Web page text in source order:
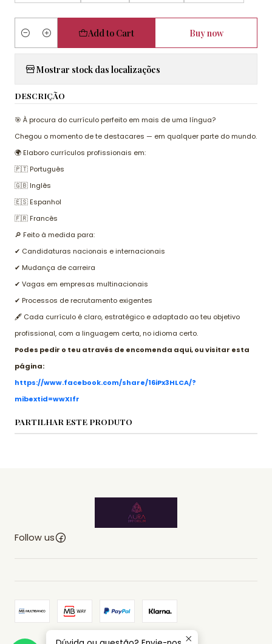
Quantity
Add to Cart Buy now
Mostrar stock das localizações
DESCRIÇÃO
🎯 À procura do currículo perfeito em mais de uma língua?
Chegou o momento de te destacares — em qualquer parte do mundo.
🌍 Elaboro currículos profissionais em:
🇵🇹 Português
🇬🇧 Inglês
🇪🇸 Espanhol
🇫🇷 Francês
🔎 Feito à medida para:
✔ Candidaturas nacionais e internacionais
✔ Mudança de carreira
✔ Vagas em empresas multinacionais
✔ Processos de recrutamento exigentes
🖋 Cada currículo é claro, estratégico e adaptado ao teu objetivo
profissional, com a linguagem certa, no idioma certo.
Podes pedir o teu através de encomenda aqui, ou visitar esta
página:
https://www.facebook.com/share/16iPx3HLCA/?
mibextid=wwXIfr
PARTILHAR ESTE PRODUTO
Follow us